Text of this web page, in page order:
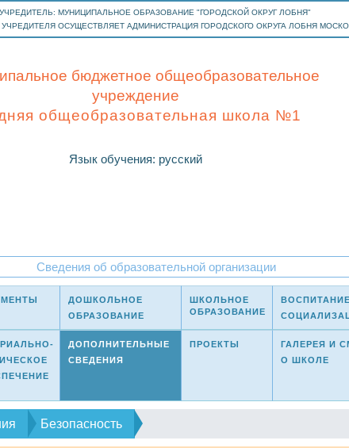
УЧРЕДИТЕЛЬ: МУНИЦИПАЛЬНОЕ ОБРАЗОВАНИЕ "ГОРОДСКОЙ ОКРУГ ЛОБНЯ"
ОСУЩЕСТВЛЯЕТ АДМИНИСТРАЦИЯ ГОРОДСКОГО ОКРУГА ЛОБНЯ
бюджетное общеобразовательное
учреждение
общеобразовательная школа №1
Язык обучения: русский
Сведения об образовательной организации
ДОШКОЛЬНОЕ
ОБРАЗОВАНИЕ
ШКОЛЬНОЕ
ОБРАЗОВАНИЕ
ДОПОЛНИТЕЛЬНЫЕ
СВЕДЕНИЯ
ПРОЕКТЫ
ГАЛЕРЕЯ И
О ШКОЛЕ
Безопасность